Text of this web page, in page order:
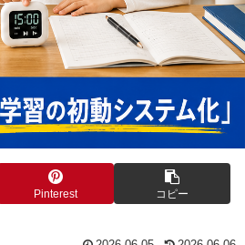
Pinterest コピー